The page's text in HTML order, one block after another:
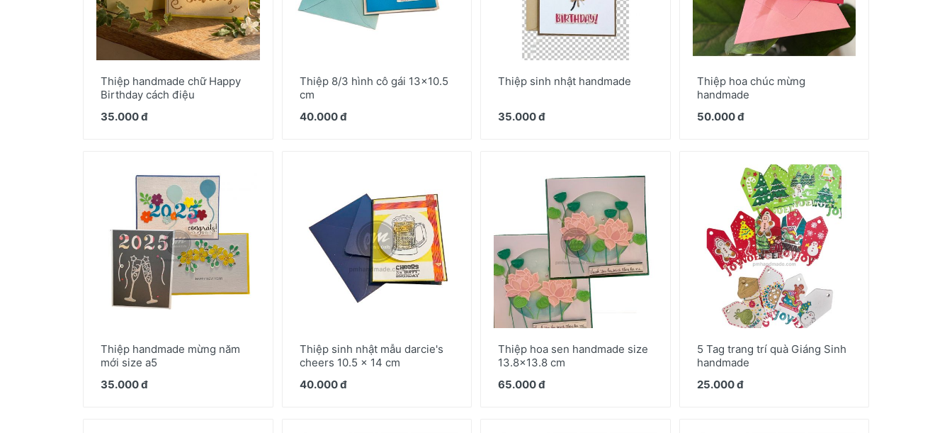
Thiệp handmade chữ Happy
Birthday cách điệu
35.000 đ
Thiệp 8/3 hình cô gái 13x10.5
cm
40.000 đ
Thiệp sinh nhật handmade
35.000 đ
Thiệp hoa chúc mừng
handmade
50.000 đ
Thiệp handmade mừng năm
mới size a5
35.000 đ
Thiệp sinh nhật mẫu darcie's
cheers 10.5 x 14 cm
40.000 đ
Thiệp hoa sen handmade size
13.8x13.8 cm
65.000 đ
5 Tag trang trí quà Giáng Sinh
handmade
25.000 đ